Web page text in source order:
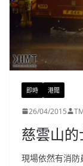
即時 港聞
26/04/2015
慈雲山
現場依然有消